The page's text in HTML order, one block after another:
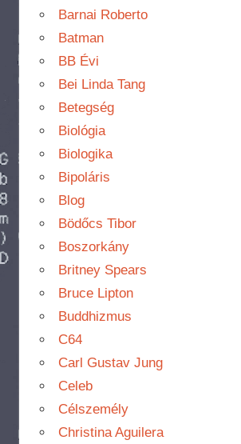
Barnai Roberto
Batman
BB Évi
Bei Linda Tang
Betegség
Biológia
Biologika
Bipoláris
Blog
Bödőcs Tibor
Boszorkány
Britney Spears
Bruce Lipton
Buddhizmus
C64
Carl Gustav Jung
Celeb
Célszemély
Christina Aguilera